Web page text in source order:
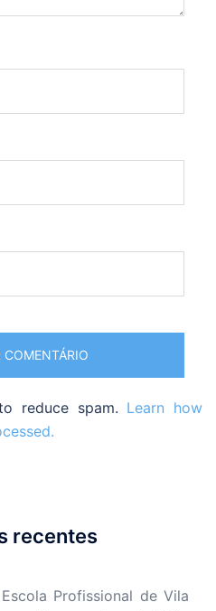
reduce spam. Learn how
recentes
Profissional de Vila